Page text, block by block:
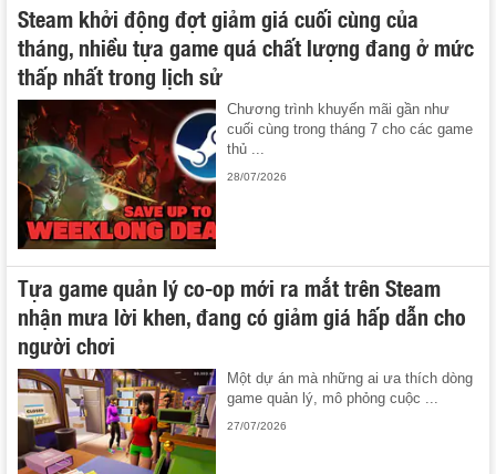
Steam khởi động đợt giảm giá cuối cùng của
tháng, nhiều tựa game quá chất lượng đang ở mức
thấp nhất trong lịch sử
Chương trình khuyến mãi gần như
cuối cùng trong tháng 7 cho các game
thủ ...
28/07/2026
Tựa game quản lý co-op mới ra mắt trên Steam
nhận mưa lời khen, đang có giảm giá hấp dẫn cho
người chơi
Một dự án mà những ai ưa thích dòng
game quản lý, mô phỏng cuộc ...
27/07/2026